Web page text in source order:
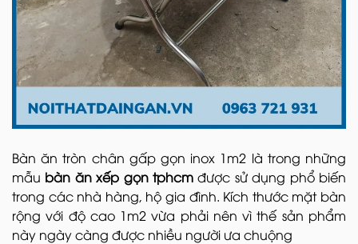
Bàn ăn tròn chân gấp gọn inox 1m2 là trong những
mẫu bàn ăn xếp gọn tphcm được sử dụng phổ biến
trong các nhà hàng, hộ gia đình. Kích thước mặt bàn
rộng với độ cao 1m2 vừa phải nên vì thế sản phẩm
này ngày càng được nhiều người ưa chuộng